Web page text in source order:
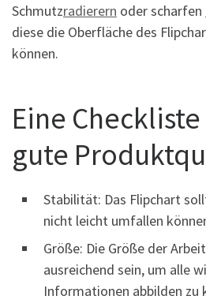
Schmutzradierern oder scharfen
diese die Oberfläche des
können.
Eine
gute
Stabilität: Das Flipchart
nicht leicht umfallen
Größe: Die Größe der
ausreichend sein, um alle
Informationen abbilden zu